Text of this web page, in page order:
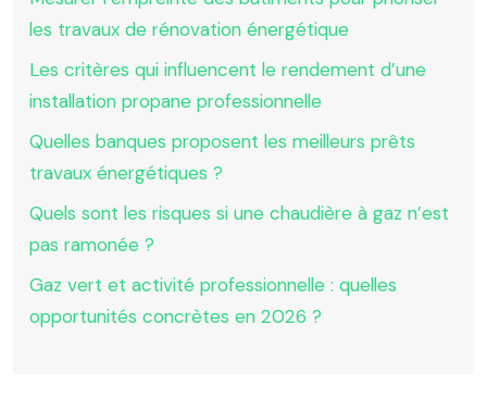
les travaux de rénovation énergétique
Les critères qui influencent le rendement d’une
installation propane professionnelle
Quelles banques proposent les meilleurs prêts
travaux énergétiques ?
Quels sont les risques si une chaudière à gaz n’est
pas ramonée ?
Gaz vert et activité professionnelle : quelles
opportunités concrètes en 2026 ?